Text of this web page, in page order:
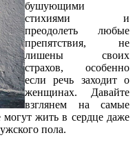
бушующими
стихиями и
преодолеть любые
препятствия, не
лишены своих
страхов, особенно
если речь заходит о
женщинах. Давайте
взглянем на самые
могут жить в сердце даже
пола.